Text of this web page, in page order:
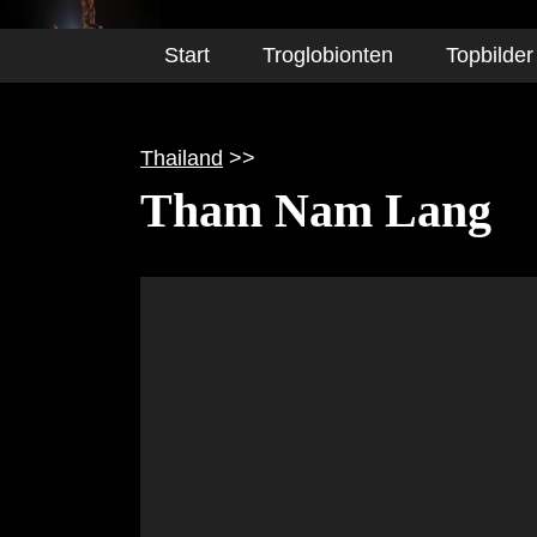
Start Troglobionten Topbilder
Thailand >>
Tham Nam Lang